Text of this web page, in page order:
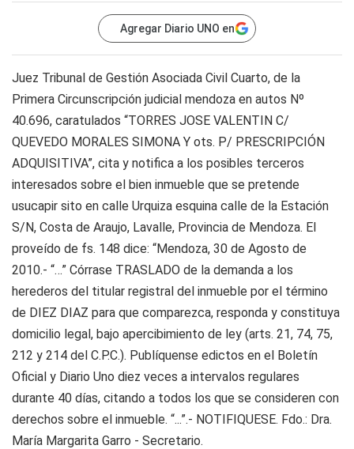
Agregar Diario UNO en
Juez Tribunal de Gestión Asociada Civil Cuarto, de la
Primera Circunscripción judicial mendoza en autos Nº
40.696, caratulados “TORRES JOSE VALENTIN C/
QUEVEDO MORALES SIMONA Y ots. P/ PRESCRIPCIÓN
ADQUISITIVA”, cita y notifica a los posibles terceros
interesados sobre el bien inmueble que se pretende
usucapir sito en calle Urquiza esquina calle de la Estación
S/N, Costa de Araujo, Lavalle, Provincia de Mendoza. El
proveído de fs. 148 dice: “Mendoza, 30 de Agosto de
2010.- “…” Córrase TRASLADO de la demanda a los
herederos del titular registral del inmueble por el término
de DIEZ DIAZ para que comparezca, responda y constituya
domicilio legal, bajo apercibimiento de ley (arts. 21, 74, 75,
212 y 214 del C.P.C.). Publíquense edictos en el Boletín
Oficial y Diario Uno diez veces a intervalos regulares
durante 40 días, citando a todos los que se consideren con
derechos sobre el inmueble. “...”.- NOTIFIQUESE. Fdo.: Dra.
María Margarita Garro - Secretario.